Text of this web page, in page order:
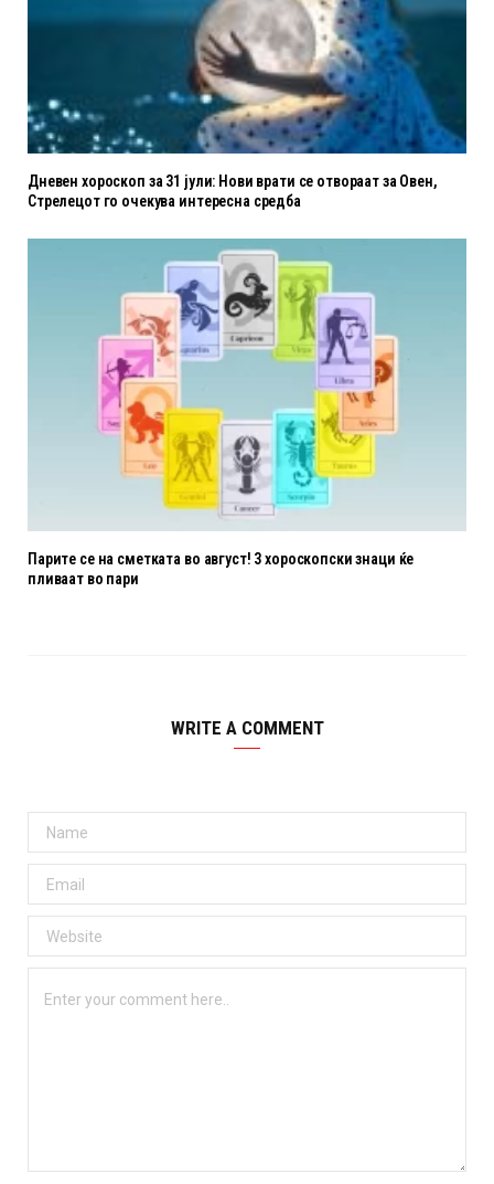
Дневен хороскоп за 31 јули: Нови врати се отвораат за Овен,
Стрелецот го очекува интересна средба
Парите се на сметката во август! 3 хороскопски знаци ќе
пливаат во пари
WRITE A COMMENT